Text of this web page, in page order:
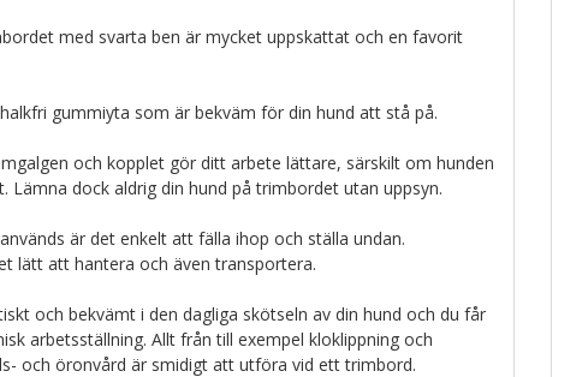
med svarta ben är mycket uppskattat och en favorit
gummiyta som är bekväm för din hund att stå på.
och kopplet gör ditt arbete lättare, särskilt om hunden
Lämna dock aldrig din hund på trimbordet utan uppsyn.
är det enkelt att fälla ihop och ställa undan.
lätt att hantera och även transportera.
och bekvämt i den dagliga skötseln av din hund och du får
arbetsställning. Allt från till exempel kloklippning och
och öronvård är smidigt att utföra vid ett trimbord.